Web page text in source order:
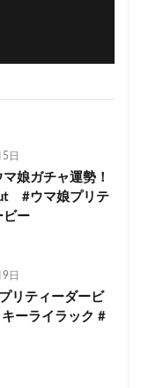
日
娘ガチャ運勢！
#ウマ娘プリテ
ビー
日
リティーダービ
ーライラック #